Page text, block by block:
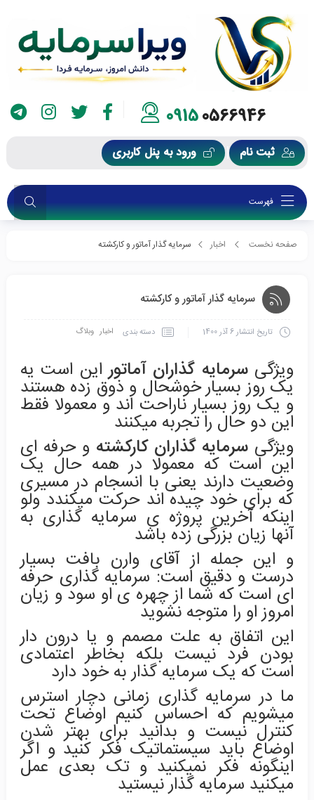
09150566946
ثبت نام ورود به پنل کاربری
فهرست
صفحه نخست اخبار سرمایه گذار آماتور و کارکشته
سرمایه گذار آماتور و کارکشته
تاریخ انتشار6 آذر 1400 دسته بندی اخبار وبلاگ
ویژگیسرمایه گذاران آماتوراین است یه
یک روز بسیار خوشحال و ذوق زده هستند
و یک روز بسیار ناراحت اند و معمولا فقط
این دو حال را تجربه میکنند
ویژگی سرمایه گذاران کارکشته و حرفه ای
این است که معمولا در همه حال یک
وضعیت دارند یعنی با انسجام در مسیری
که برای خود چیده اند حرکت میکندد ولو
اینکه آخرین پروژه ی سرمایه گذاری به
آنها زیان بزرگی زده باشد
و این جمله از آقای وارن بافت بسیار
درست و دقیق است: سرمایه گذاری حرفه
ای است که شما از چهره ی او سود و زیان
امروز او را متوجه نشوید
این اتفاق به علت مصمم و یا درون دار
بودن فرد نیست بلکه بخاطر اعتمادی
است که یک سرمایه گذار به خود دارد
ما در سرمایه گذاری زمانی دچار استرس
میشویم که احساس کنیم اوضاع تحت
کنترل نیست و بدانید برای بهتر شدن
اوضاع باید سیستماتیک فکر کنید و اگر
اینگونه فکر نمیکنید و تک بعدی عمل
میکنید سرمایه گذار نیستید